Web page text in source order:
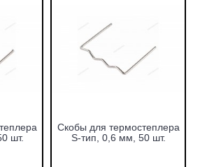
шт.
Скобы для термостеплера
S-тип, 0,6 мм, 50 шт.